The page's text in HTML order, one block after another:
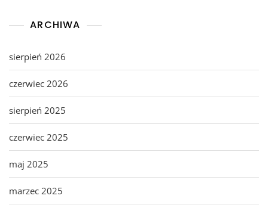
ARCHIWA
sierpień 2026
czerwiec 2026
sierpień 2025
czerwiec 2025
maj 2025
marzec 2025